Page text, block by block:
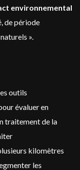
environnemental
de période
».
outils
évaluer en
traitement de la
kilomètres
les